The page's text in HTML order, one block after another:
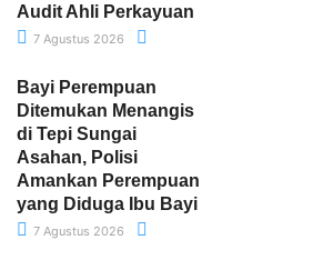
Audit Ahli Perkayuan
7 Agustus 2026
Bayi Perempuan
Ditemukan Menangis
di Tepi Sungai
Asahan, Polisi
Amankan Perempuan
yang Diduga Ibu Bayi
7 Agustus 2026